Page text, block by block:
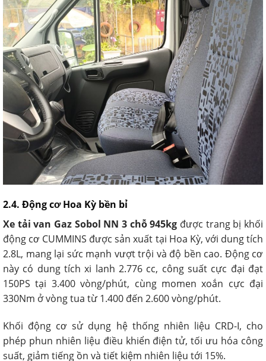
2.4. Động cơ Hoa Kỳ bền bỉ
Xe tải van Gaz Sobol NN 3 chỗ 945kg được trang bị khối
động cơ CUMMINS được sản xuất tại Hoa Kỳ, với dung tích
2.8L, mang lại sức mạnh vượt trội và độ bền cao. Động cơ
này có dung tích xi lanh 2.776 cc, công suất cực đại đạt
150PS tại 3.400 vòng/phút, cùng momen xoắn cực đại
330Nm ở vòng tua từ 1.400 đến 2.600 vòng/phút.
Khối động cơ sử dụng hệ thống nhiên liệu CRD-I, cho
phép phun nhiên liệu điều khiển điện tử, tối ưu hóa công
suất, giảm tiếng ồn và tiết kiệm nhiên liệu tới 15%.